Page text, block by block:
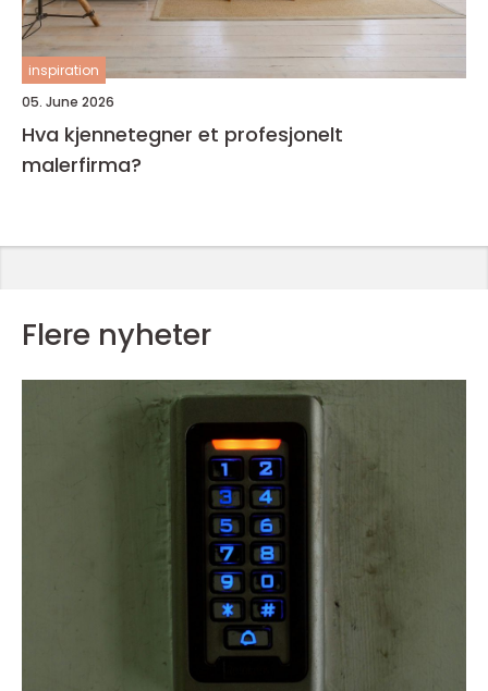
inspiration
05. June 2026
Hva kjennetegner et profesjonelt
malerfirma?
Flere nyheter